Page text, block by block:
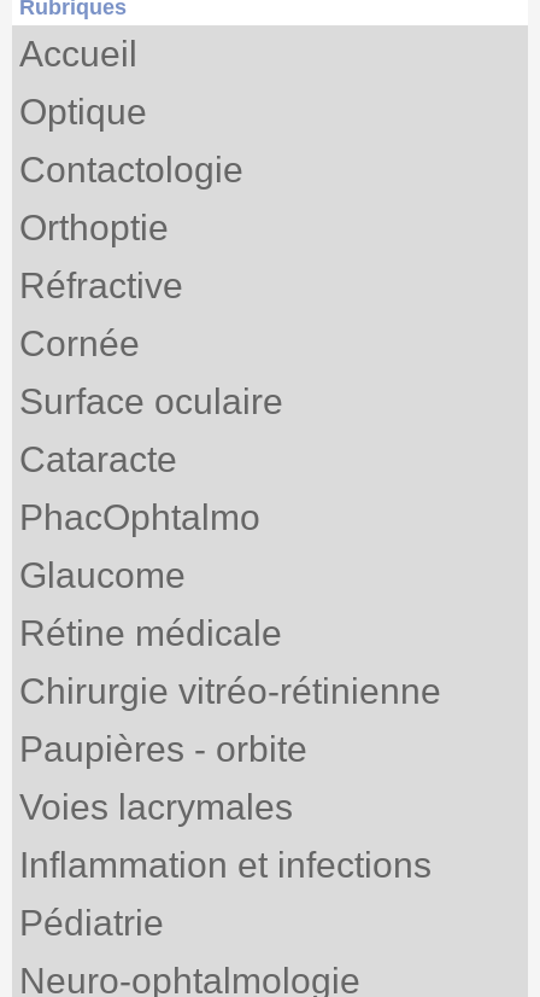
Rubriques
Accueil
Optique
Contactologie
Orthoptie
Réfractive
Cornée
Surface oculaire
Cataracte
PhacOphtalmo
Glaucome
Rétine médicale
Chirurgie vitréo-rétinienne
Paupières - orbite
Voies lacrymales
Inflammation et infections
Pédiatrie
Neuro-ophtalmologie